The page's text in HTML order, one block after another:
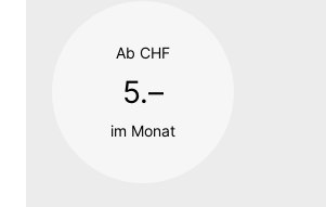
Ab CHF
5.–
im Monat